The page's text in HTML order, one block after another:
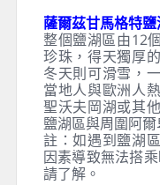
薩爾茲甘馬格特
整個鹽湖區由12
珍珠，得天獨厚
冬天則可滑雪，
當地人與歐洲人
聖沃夫岡湖或其
鹽湖區與周圍阿
註：如遇到鹽湖
因素導致無法搭
請了解。